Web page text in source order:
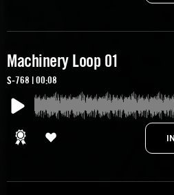
Machinery Loop 01
S-768 | 00:08